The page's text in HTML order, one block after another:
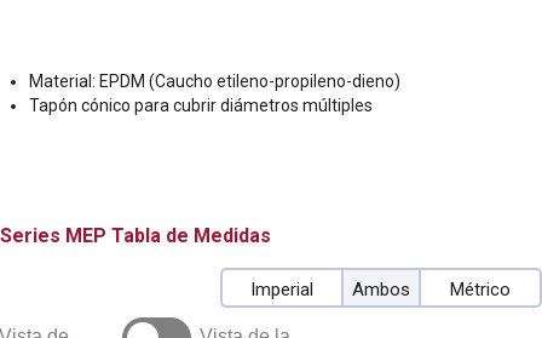
Material: EPDM (Caucho etileno-propileno-dieno)
Tapón cónico para cubrir diámetros múltiples
MEP Tabla de Medidas
Imperial Ambos Métrico